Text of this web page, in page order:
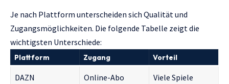
Je nach Plattform unterscheiden sich Qualität und
Zugangsmöglichkeiten. Die folgende Tabelle zeigt die
wichtigsten Unterschiede:
Plattform Zugang Vorteil
DAZN Online-Abo Viele Spiele